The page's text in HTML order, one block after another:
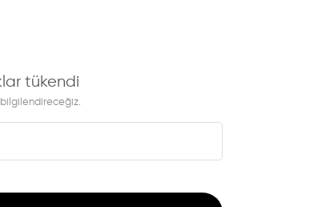
tükendi
bilgilendireceğiz.